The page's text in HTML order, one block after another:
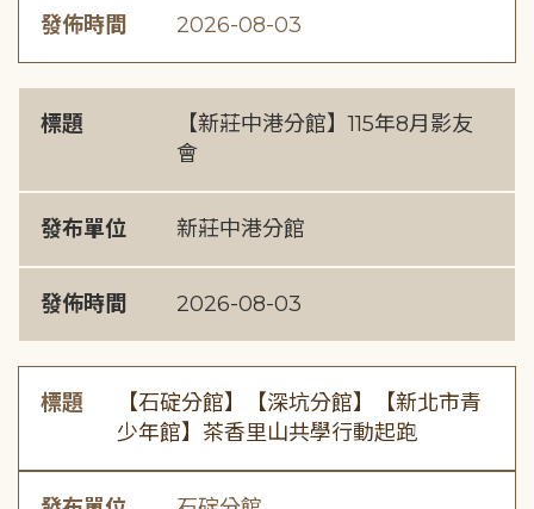
發佈時間 2026-08-03
標題
【新莊中港分館】115年8月影友
會
發布單位 新莊中港分館
發佈時間 2026-08-03
標題
【石碇分館】【深坑分館】【新北市青
少年館】茶香里山共學行動起跑